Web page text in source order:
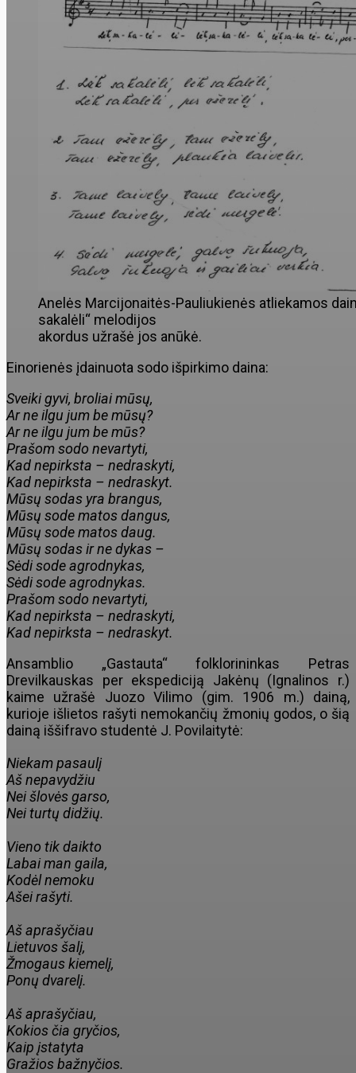
Anelės Marcijonaitės-Pauliukienės atliekamos
sakalėli“ melodijos
akordus užrašė jos anūkė.
Einorienės įdainuota sodo išpirkimo daina:
Sveiki gyvi, broliai mūsų,
Ar ne ilgu jum be mūsų?
Ar ne ilgu jum be mūs?
Prašom sodo nevartyti,
Kad nepirksta – nedraskyti,
Kad nepirksta – nedraskyt.
Mūsų sodas yra brangus,
Mūsų sode matos dangus,
Mūsų sode matos daug.
Mūsų sodas ir ne dykas –
Sėdi sode agrodnykas,
Sėdi sode agrodnykas.
Prašom sodo nevartyti,
Kad nepirksta – nedraskyti,
Kad nepirksta – nedraskyt.
Ansamblio „Gastauta“ folklorininkas Petras
Drevilkauskas per ekspediciją Jakėnų (Ignalinos r.)
kaime užrašė Juozo Vilimo (gim. 1906 m.) dainą,
kurioje išlietos rašyti nemokančių žmonių godos, o šią
dainą iššifravo studentė J. Povilaitytė:
Niekam pasaulį
Aš nepavydžiu
Nei šlovės garso,
Nei turtų didžių.
Vieno tik daikto
Labai man gaila,
Kodėl nemoku
Ašei rašyti.
Aš aprašyčiau
Lietuvos šalį,
Žmogaus kiemelį,
Ponų dvarelį.
Aš aprašyčiau,
Kokios čia gryčios,
Kaip įstatyta
Gražios bažnyčios.